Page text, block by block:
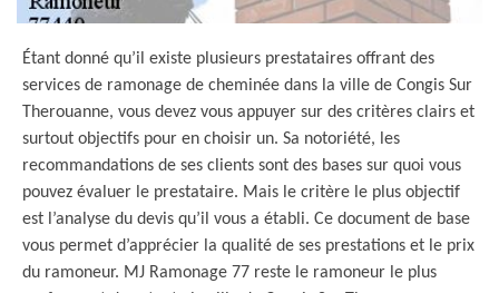
Étant donné qu’il existe plusieurs prestataires offrant des
services de ramonage de cheminée dans la ville de Congis Sur
Therouanne, vous devez vous appuyer sur des critères clairs et
surtout objectifs pour en choisir un. Sa notoriété, les
recommandations de ses clients sont des bases sur quoi vous
pouvez évaluer le prestataire. Mais le critère le plus objectif
est l’analyse du devis qu’il vous a établi. Ce document de base
vous permet d’apprécier la qualité de ses prestations et le prix
du ramoneur. MJ Ramonage 77 reste le ramoneur le plus